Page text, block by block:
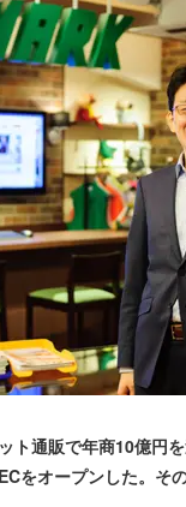
ト通販で年商10億円
をオープンした。